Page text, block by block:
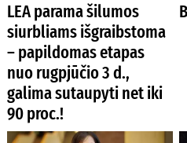
LEA parama šilumos
siurbliams išgraibstoma
– papildomas etapas
nuo rugpjūčio 3 d.,
galima sutaupyti net iki
90 proc.!